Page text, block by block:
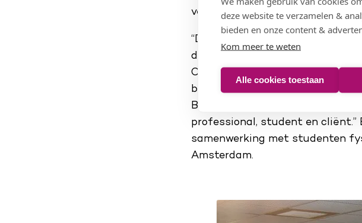
deze website te verzamelen &
bieden en onze content &
Kom meer te weten
Alle cookies toestaan
verschillende locaties van
“De ervaring met het op
door samen te leren, te werken
Omring-bestuurder Jolanda
bijvoorbeeld de wijze van
Bovendien ontstaat er een
professional, student en cliënt.”
samenwerking met studenten
Amsterdam.